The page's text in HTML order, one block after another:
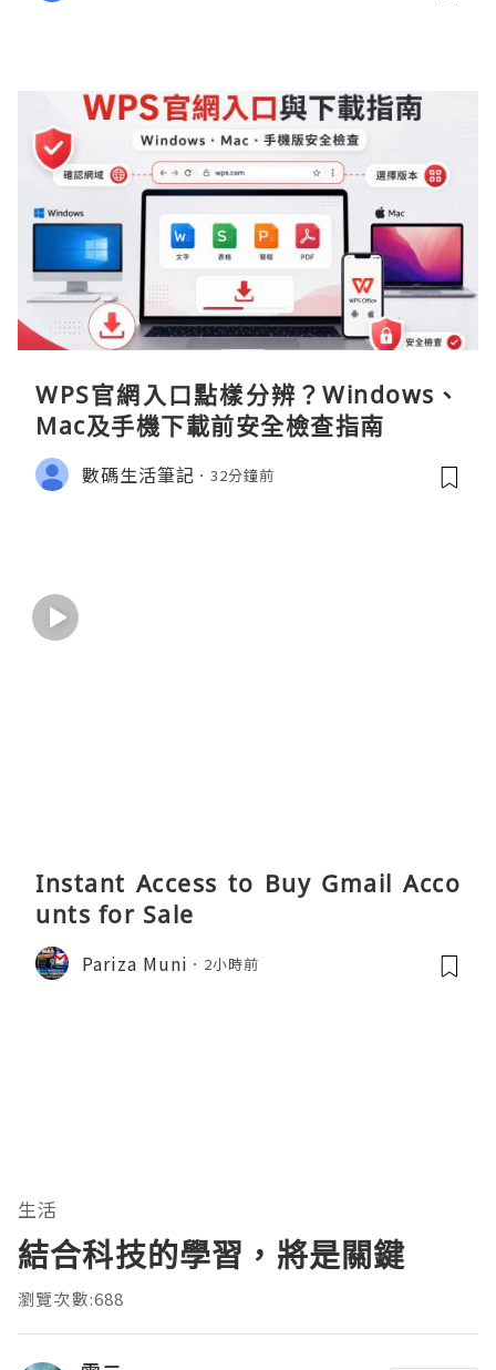
WPS官網入口點樣分辨？Windows、
Mac及手機下載前安全檢查指南
數碼生活筆記 32分鐘前
Instant Access to Buy Gmail Acco
unts for Sale
Pariza Muni 2小時前
生活
結合科技的學習，將是關鍵
瀏覽次數:688